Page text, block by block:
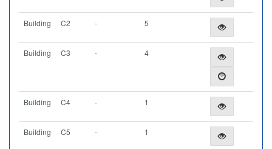
Building C2 - 5
Building C3 - 4
Building C4 - 1
Building C5 - 1